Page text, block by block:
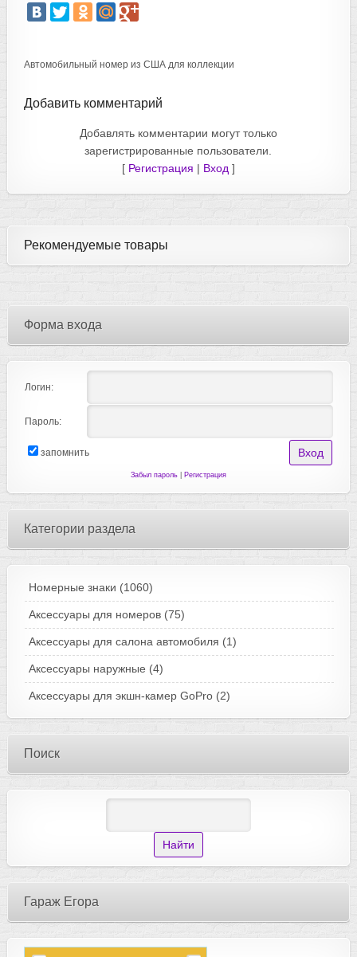
Автомобильный номер из США для коллекции
Добавить комментарий
Добавлять комментарии могут только
зарегистрированные пользователи.
[ Регистрация | Вход ]
Рекомендуемые товары
Форма входа
Логин:
Пароль:
запомнить
Забыл пароль| Регистрация
Категории раздела
Номерные знаки (1060)
Аксессуары для номеров (75)
Аксессуары для салона автомобиля (1)
Аксессуары наружные (4)
Аксессуары для экшн-камер GoPro (2)
Поиск
Гараж Егора